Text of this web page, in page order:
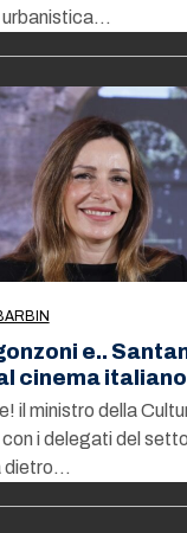
urbanistica…
e..
cinema italiano
il ministro della
i delegati del
dietro…